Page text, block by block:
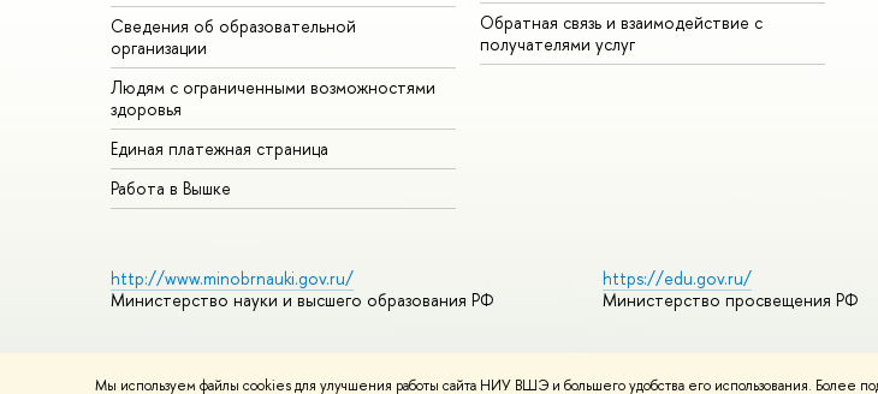
Мы используем файлы cookies для улучшения работы сайта НИУ ВШЭ и большего удобства его использования. Более
Сведения об образовательной
организации
Людям с ограниченными возможностями
здоровья
Единая платежная страница
Работа в Вышке
Обратная связь и взаимодействие с
получателями услуг
http://www.minobrnauki.gov.ru/
Министерство науки и высшего образования РФ
https://edu.gov.ru/
Министерство просвещения РФ